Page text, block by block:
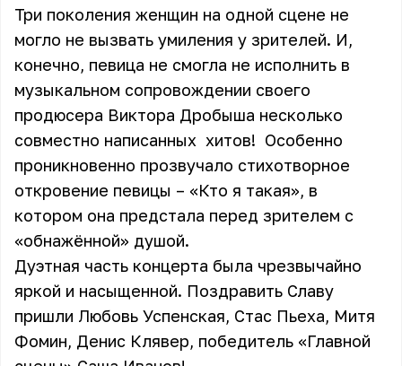
Три поколения женщин на одной сцене не
могло не вызвать умиления у зрителей. И,
конечно, певица не смогла не исполнить в
музыкальном сопровождении своего
продюсера Виктора Дробыша несколько
совместно написанных хитов! Особенно
проникновенно прозвучало стихотворное
откровение певицы – «Кто я такая», в
котором она предстала перед зрителем с
«обнажённой» душой.
Дуэтная часть концерта была чрезвычайно
яркой и насыщенной. Поздравить Славу
пришли Любовь Успенская, Стас Пьеха, Митя
Фомин, Денис Клявер, победитель «Главной